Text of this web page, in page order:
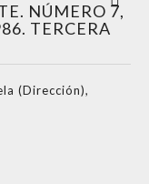
NÚMERO 7,
TERCERA
(Dirección),